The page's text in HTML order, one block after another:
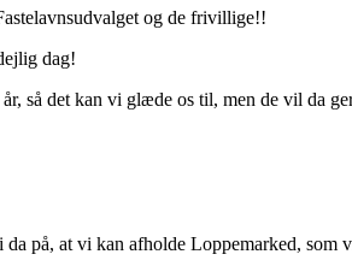
og de frivillige!!
dag!
så det kan vi glæde os til, men de vil da
på, at vi kan afholde Loppemarked, som